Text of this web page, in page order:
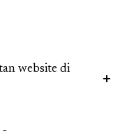
website di